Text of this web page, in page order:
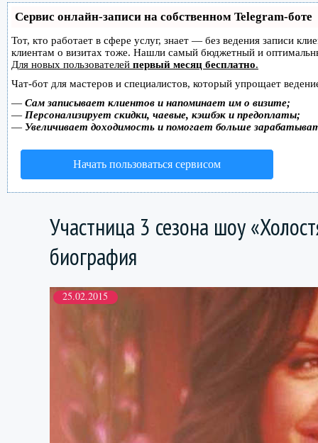
Сервис онлайн-записи на собственном Telegram-боте
Тот, кто работает в сфере услуг, знает — без ведения записи
клиентам о визитах тоже. Нашли самый бюджетный и
Для новых пользователей первый месяц бесплатно.
Чат-бот для мастеров и специалистов, который упрощает
— Сам записывает клиентов и напоминает им о визите;
— Персонализирует скидки, чаевые, кэшбэк и предоплаты;
— Увеличивает доходимость и помогает больше
Начать пользоваться сервисом
Участница 3 сезона шоу
биография
25.02.2015